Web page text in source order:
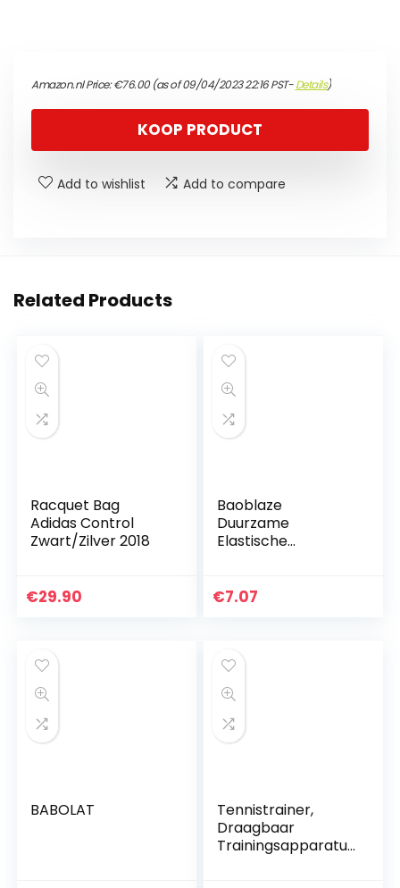
Amazon.nl Price:€76.00(as of 09/04/2023 22:16 PST-Details)
KOOP PRODUCT
Add to wishlist Add to compare
Related Products
Racquet Bag
Adidas Control
Zwart/Zilver 2018
€29.90
Baoblaze
Duurzame
Elastische
Tenniscoach –
€7.07
BABOLAT
Tennistrainer,
Draagbaar
Trainingsapparatuu